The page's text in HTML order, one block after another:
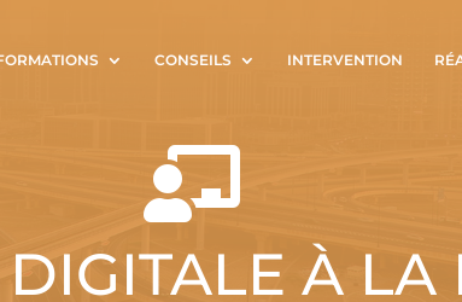
CONSEILS INTERVENTION

À LA